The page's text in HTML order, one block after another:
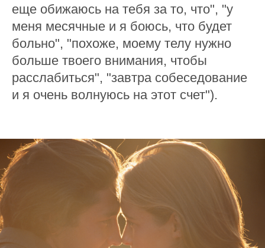
еще обижаюсь на тебя за то, что", "у
меня месячные и я боюсь, что будет
больно", "похоже, моему телу нужно
больше твоего внимания, чтобы
расслабиться", "завтра собеседование
и я очень волнуюсь на этот счет").